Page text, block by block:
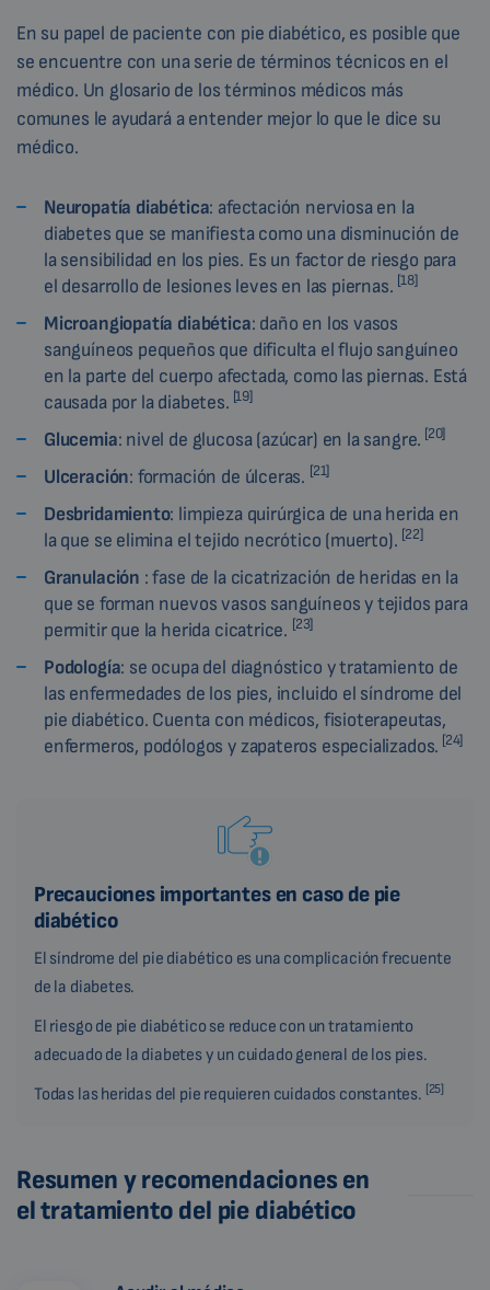
En su papel de paciente con pie diabético, es posible que
se encuentre con una serie de términos técnicos en el
médico. Un glosario de los términos médicos más
comunes le ayudará a entender mejor lo que le dice su
médico.
Neuropatía diabética: afectación nerviosa en la
diabetes que se manifiesta como una disminución de
la sensibilidad en los pies. Es un factor de riesgo para
el desarrollo de lesiones leves en las piernas. [18]
Microangiopatía diabética: daño en los vasos
sanguíneos pequeños que dificulta el flujo sanguíneo
en la parte del cuerpo afectada, como las piernas. Está
causada por la diabetes. [19]
Glucemia: nivel de glucosa (azúcar) en la sangre. [20]
Ulceración: formación de úlceras. [21]
Desbridamiento: limpieza quirúrgica de una herida en
la que se elimina el tejido necrótico (muerto). [22]
Granulación : fase de la cicatrización de heridas en la
que se forman nuevos vasos sanguíneos y tejidos para
permitir que la herida cicatrice. [23]
Podología: se ocupa del diagnóstico y tratamiento de
las enfermedades de los pies, incluido el síndrome del
pie diabético. Cuenta con médicos, fisioterapeutas,
enfermeros, podólogos y zapateros especializados. [24]
Precauciones importantes en caso de pie
diabético
El síndrome del pie diabético es una complicación frecuente
de la diabetes.
El riesgo de pie diabético se reduce con un tratamiento
adecuado de la diabetes y un cuidado general de los pies.
Todas las heridas del pie requieren cuidados constantes. [25]
Resumen y recomendaciones en
el tratamiento del pie diabético